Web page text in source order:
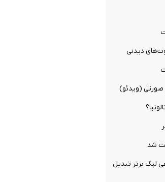
دیدنی
صورتی (ویدئو)
شد
لیگ برتر تبدیل